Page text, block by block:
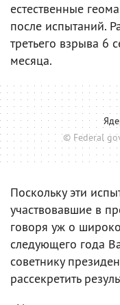
естественные
после испытаний.
третьего взрыва 6
месяца.
© Federal
Поскольку эти
участвовавшие в
говоря уж о
следующего года
советнику
рассекретить